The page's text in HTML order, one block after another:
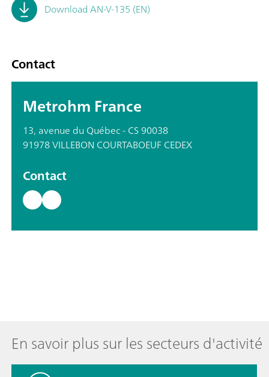
Download AN-V-135 (EN)
Contact
Metrohm France
13, avenue du Québec - CS 90038
91978 VILLEBON COURTABOEUF CEDEX
Contact
En savoir plus sur les secteurs d'activité